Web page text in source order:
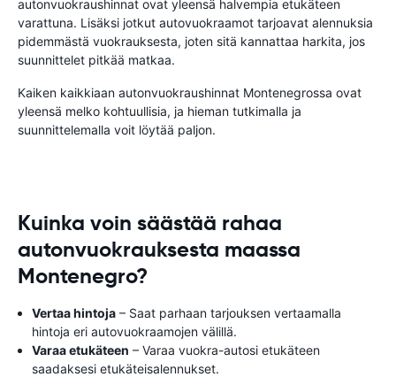
autonvuokraushinnat ovat yleensä halvempia etukäteen
varattuna. Lisäksi jotkut autovuokraamot tarjoavat alennuksia
pidemmästä vuokrauksesta, joten sitä kannattaa harkita, jos
suunnittelet pitkää matkaa.
Kaiken kaikkiaan autonvuokraushinnat Montenegrossa ovat
yleensä melko kohtuullisia, ja hieman tutkimalla ja
suunnittelemalla voit löytää paljon.
Kuinka voin säästää rahaa
autonvuokrauksesta maassa
Montenegro?
Vertaa hintoja – Saat parhaan tarjouksen vertaamalla
hintoja eri autovuokraamojen välillä.
Varaa etukäteen – Varaa vuokra-autosi etukäteen
saadaksesi etukäteisalennukset.